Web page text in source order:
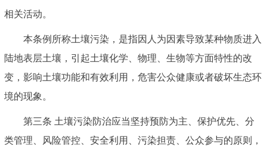
相关活动。
本条例所称土壤污染，是指因人为因素导致某种物质进入
陆地表层土壤，引起土壤化学、物理、生物等方面特性的改
变，影响土壤功能和有效利用，危害公众健康或者破坏生态环
境的现象。
第三条 土壤污染防治应当坚持预防为主、保护优先、分
类管理、风险管控、安全利用、污染担责、公众参与的原则，